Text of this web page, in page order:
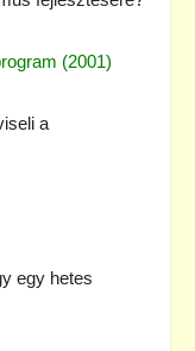
(2001)
a
egy hetes